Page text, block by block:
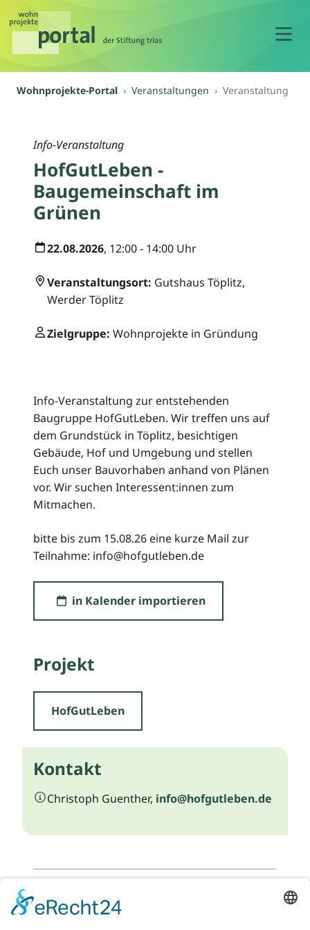
Wohnprojekte-Portal Veranstaltungen Veranstaltung
Info-Veranstaltung
HofGutLeben -
Baugemeinschaft im
Grünen
22.08.2026, 12:00 - 14:00 Uhr
Veranstaltungsort: Gutshaus Töplitz,
Werder Töplitz
Zielgruppe: Wohnprojekte in Gründung
Info-Veranstaltung zur entstehenden
Baugruppe HofGutLeben. Wir treffen uns auf
dem Grundstück in Töplitz, besichtigen
Gebäude, Hof und Umgebung und stellen
Euch unser Bauvorhaben anhand von Plänen
vor. Wir suchen Interessent:innen zum
Mitmachen.
bitte bis zum 15.08.26 eine kurze Mail zur
Teilnahme: info@hofgutleben.de
in Kalender importieren
Projekt
HofGutLeben
Kontakt
Christoph Guenther, info@hofgutleben.de